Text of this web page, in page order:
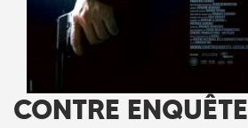
CONTRE ENQUÊTE